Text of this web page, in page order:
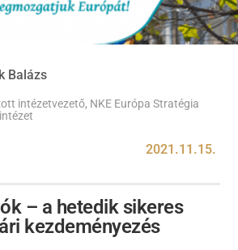
Balázs
intézetvezető, NKE Európa Stratégia
2021.11.15.
– a hetedik sikeres
kezdeményezés